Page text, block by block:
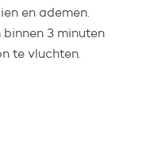
en ademen.
3 minuten
te vluchten.